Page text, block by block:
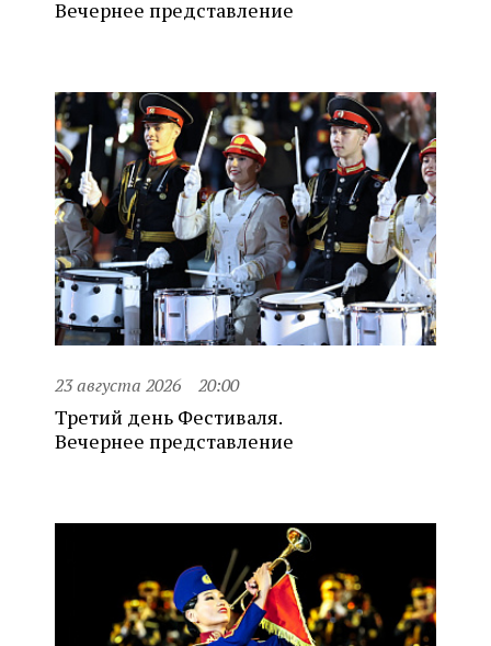
Вечернее представление
23 августа 2026 20:00
Третий день Фестиваля.
Вечернее представление